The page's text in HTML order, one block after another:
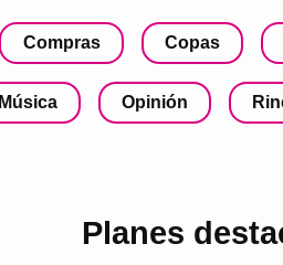
Compras Copas
Música Opinión
Planes